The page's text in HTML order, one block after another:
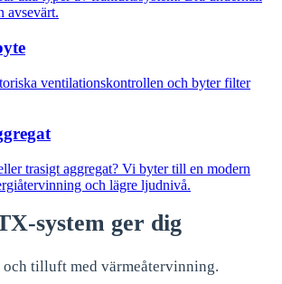
avsevärt.
ventilationskontrollen och byter filter
trasigt aggregat? Vi byter till en modern
och lägre ljudnivå.
system ger dig
tilluft med värmeåtervinning.